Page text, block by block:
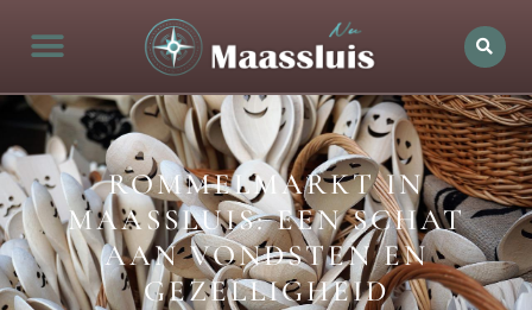
ROMMELMARKT IN
MAASSLUIS: EEN SCHAT
AAN VONDSTEN EN
GEZELLIGHEID